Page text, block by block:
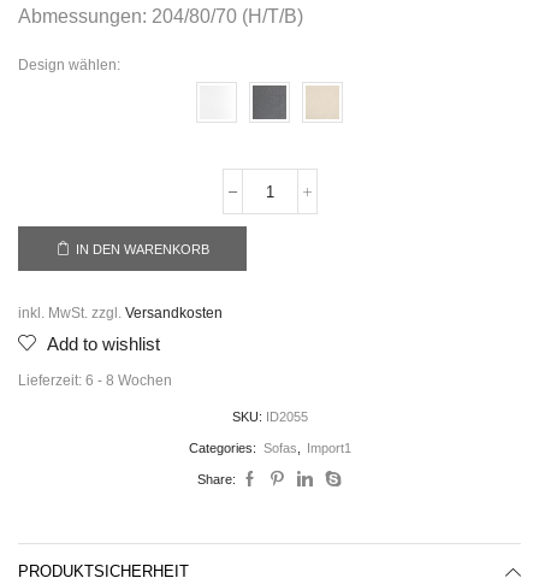
Abmessungen: 204/80/70 (H/T/B)
Design wählen:
IN DEN WARENKORB
inkl. MwSt. zzgl. Versandkosten
Add to wishlist
Lieferzeit: 6 - 8 Wochen
SKU: ID2055
Categories: Sofas, Import1
Share:
PRODUKTSICHERHEIT